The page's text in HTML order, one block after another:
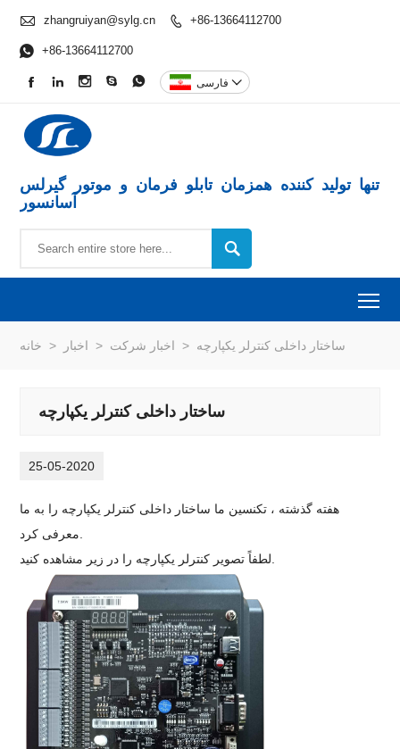
 zhangruiyan@sylg.cn  +86-13664112700
 +86-13664112700
     فارسی 
تنها تولید کننده همزمان تابلو فرمان و موتور گیرلس
آسانسور

خانه > اخبار > اخبار شرکت > ساختار داخلی کنترلر یکپارچه
ساختار داخلی کنترلر یکپارچه
25-05-2020
هفته گذشته ، تکنسین ما ساختار داخلی کنترلر یکپارچه را به ما